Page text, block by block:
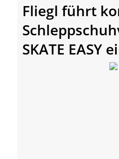
Fliegl führt
SKATE EASY